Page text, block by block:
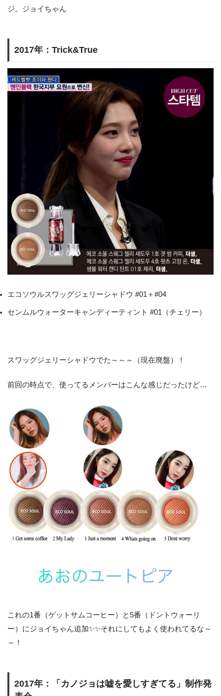
ジ。ジョイちゃん
2017年：Trick&True
エコソウルスワッグジェリーシャドウ #01＋#04
センムルウォーターキャンディーティント #01（チェリー）
スワッグジェリーシャドウでた～～～（現在廃盤）！
前回の時点で、使ってるメンバーはこんな感じだったけど…
これの1番（ゲットサムコーヒー）と5番（ドントウォーリ
ー）にジョイちゃん追加✨✨それにしてもよく使われてるな～
～！
2017年：「カノジョは嘘を愛しすぎてる」制作発